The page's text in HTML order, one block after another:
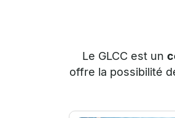
Le GLCC est un
offre la possibilité